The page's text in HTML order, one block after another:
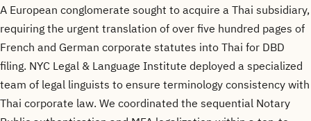
A European conglomerate sought to acquire a Thai subsidiary,
requiring the urgent translation of over five hundred pages of
French and German corporate statutes into Thai for DBD
filing. NYC Legal & Language Institute deployed a specialized
team of legal linguists to ensure terminology consistency with
Thai corporate law. We coordinated the sequential Notary